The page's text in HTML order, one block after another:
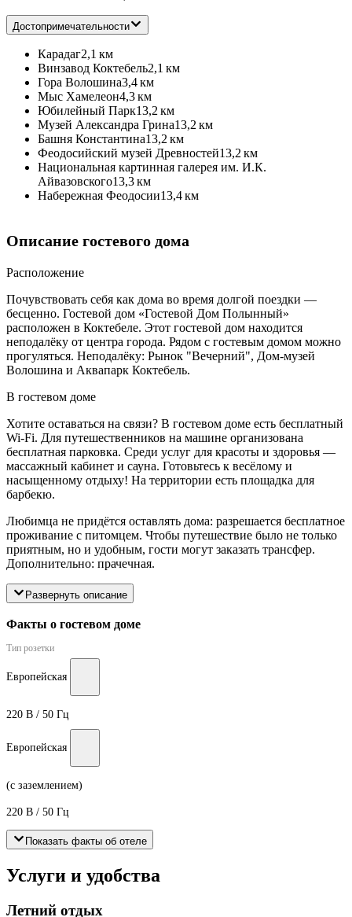
Достопримечательности
Карадаг2,1 км
Винзавод Коктебель2,1 км
Гора Волошина3,4 км
Мыс Хамелеон4,3 км
Юбилейный Парк13,2 км
Музей Александра Грина13,2 км
Башня Константина13,2 км
Феодосийский музей Древностей13,2 км
Национальная картинная галерея им. И.К.
Айвазовского13,3 км
Набережная Феодосии13,4 км
Описание гостевого дома
Расположение
Почувствовать себя как дома во время долгой поездки —
бесценно. Гостевой дом «Гостевой Дом Полынный»
расположен в Коктебеле. Этот гостевой дом находится
неподалёку от центра города. Рядом с гостевым домом можно
прогуляться. Неподалёку: Рынок "Вечерний", Дом-музей
Волошина и Аквапарк Коктебель.
В гостевом доме
Хотите оставаться на связи? В гостевом доме есть бесплатный
Wi-Fi. Для путешественников на машине организована
бесплатная парковка. Среди услуг для красоты и здоровья —
массажный кабинет и сауна. Готовьтесь к весёлому и
насыщенному отдыху! На территории есть площадка для
барбекю.
Любимца не придётся оставлять дома: разрешается бесплатное
проживание с питомцем. Чтобы путешествие было не только
приятным, но и удобным, гости могут заказать трансфер.
Дополнительно: прачечная.
Развернуть описание
Факты о гостевом доме
Тип розетки
Европейская
220 В / 50 Гц
Европейская
(с заземлением)
220 В / 50 Гц
Показать факты об отеле
Услуги и удобства
Летний отдых